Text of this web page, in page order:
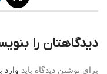
دیدگاهتان را
برای نوشتن دیدگاه باید وارد